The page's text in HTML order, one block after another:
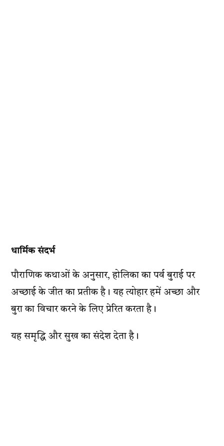
धार्मिक संदर्भ
पौराणिक कथाओं के अनुसार, होलिका का पर्व बुराई पर
अच्छाई के जीत का प्रतीक है। यह त्योहार हमें अच्छा और
बुरा का विचार करने के लिए प्रेरित करता है।
यह समृद्धि और सुख का संदेश देता है।